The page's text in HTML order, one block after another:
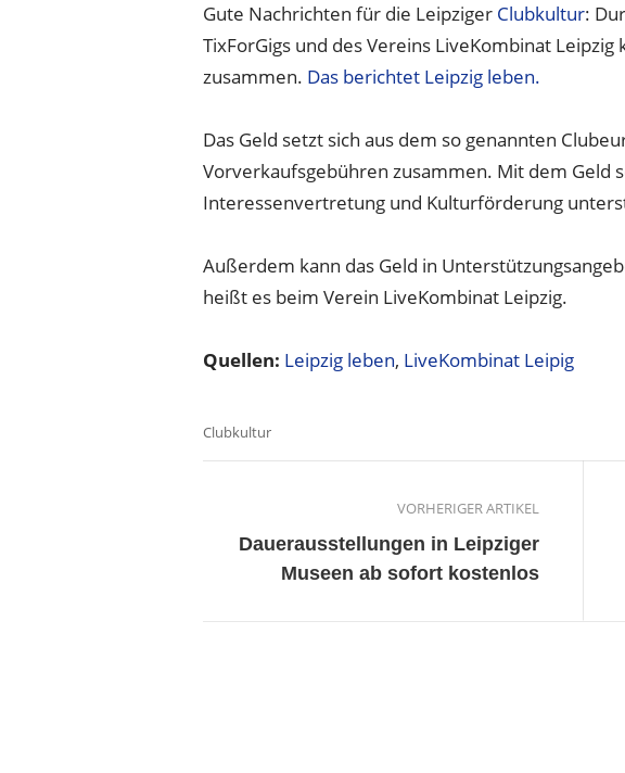
Gute Nachrichten für die Leipziger Clubkultur:
TixForGigs und des Vereins LiveKombinat
zusammen. Das berichtet Leipzig leben.
Das Geld setzt sich aus dem so genannten
Vorverkaufsgebühren zusammen. Mit dem Geld
Interessenvertretung und Kulturförderung
Außerdem kann das Geld in
heißt es beim Verein LiveKombinat Leipzig.
Quellen: Leipzig leben, LiveKombinat Leipig
Clubkultur
VORHERIGER ARTIKEL
Dauerausstellungen in Leipziger
Museen ab sofort kostenlos